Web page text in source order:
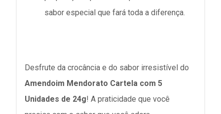
sabor especial que fará toda a diferença.
Desfrute da crocância e do sabor irresistível do
Amendoim Mendorato Cartela com 5
Unidades de 24g! A praticidade que você